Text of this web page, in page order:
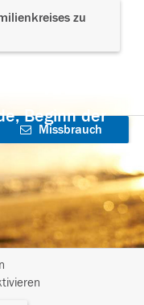
zu
Beginn der
Missbrauch